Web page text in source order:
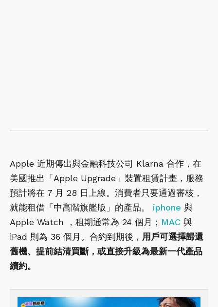
Apple 近期傳出與金融科技公司 Klarna 合作，在
美國推出「Apple Upgrade」裝置租賃計畫，服務
預計將在 7 月 28 日上線。消費者只要通過審核，
就能租借「中高階旗艦版」的產品。 iphone 與
Apple Watch ，租期通常為 24 個月； MAC 與
iPad 則為 36 個月。合約到期後， 用戶可選擇歸還
舊機、提前結清買斷，或直接升級為最新一代產品
續約。